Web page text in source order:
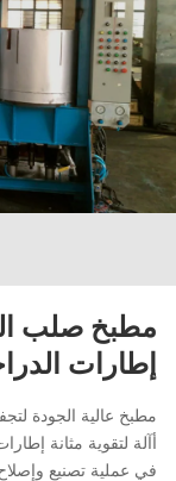
مطبخ صلب
إطارات
مطبخ عالية الجودة
أآلة لتقوية مثانة
في عملية تصنيع